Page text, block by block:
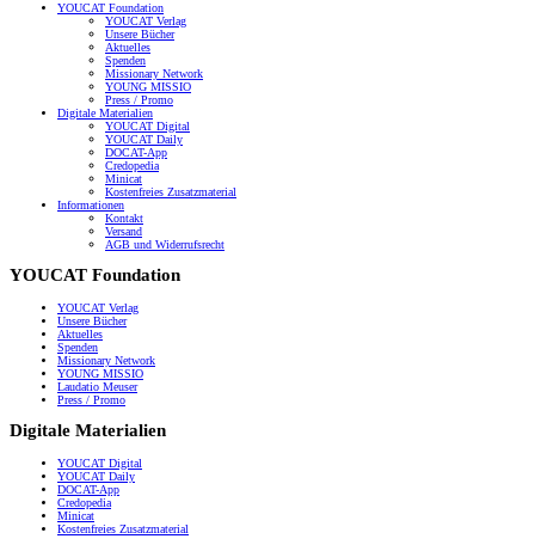
YOUCAT Foundation
YOUCAT Verlag
Unsere Bücher
Aktuelles
Spenden
Missionary Network
YOUNG MISSIO
Press / Promo
Digitale Materialien
YOUCAT Digital
YOUCAT Daily
DOCAT-App
Credopedia
Minicat
Kostenfreies Zusatzmaterial
Informationen
Kontakt
Versand
AGB und Widerrufsrecht
YOUCAT Foundation
YOUCAT Verlag
Unsere Bücher
Aktuelles
Spenden
Missionary Network
YOUNG MISSIO
Laudatio Meuser
Press / Promo
Digitale Materialien
YOUCAT Digital
YOUCAT Daily
DOCAT-App
Credopedia
Minicat
Kostenfreies Zusatzmaterial